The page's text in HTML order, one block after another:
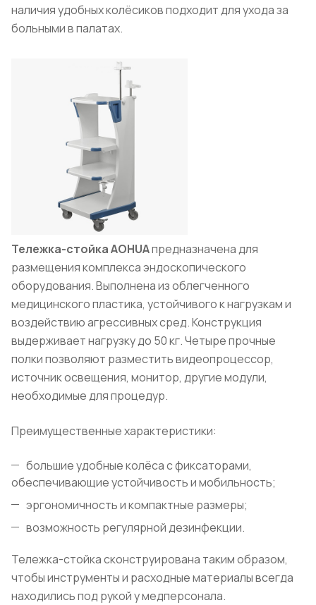
наличия удобных колёсиков подходит для ухода за
больными в палатах.
Тележка-стойкаAOHUAпредназначена для
размещения комплекса эндоскопического
оборудования. Выполнена из облегченного
медицинского пластика, устойчивого к нагрузкам и
воздействию агрессивных сред. Конструкция
выдерживает нагрузку до 50 кг. Четыре прочные
полки позволяют разместить видеопроцессор,
источник освещения, монитор, другие модули,
необходимые для процедур.
Преимущественные характеристики:
большие удобные колёса с фиксаторами,
обеспечивающие устойчивость и мобильность;
эргономичность и компактные размеры;
возможность регулярной дезинфекции.
Тележка-стойка сконструирована таким образом,
чтобы инструменты и расходные материалы всегда
находились под рукой у медперсонала.